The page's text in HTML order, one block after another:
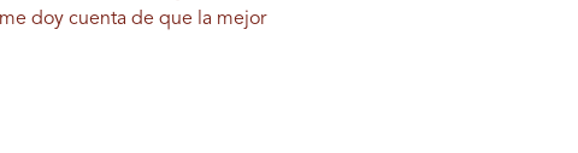
doy cuenta de que la mejor